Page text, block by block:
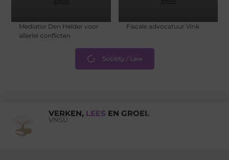
Mediator Den Helder voor
allerlei conflicten
Fiscale advocatuur Vink
Society / Law
VERKEN, LEES EN GROEI.
VNSU